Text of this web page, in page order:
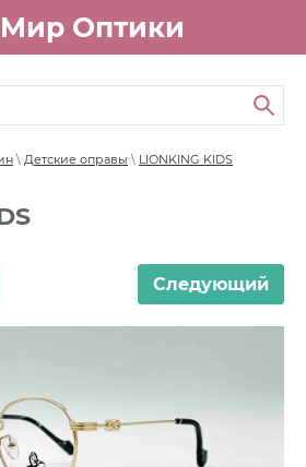
Мир Оптики
\ Детские оправы \ LIONKING KIDS
Следующий